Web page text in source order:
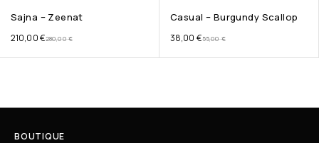
Sajna – Zeenat
280,00€
210,00€
Casual – Burgundy Scallop
55,00€
38,00 €
BOUTIQUE